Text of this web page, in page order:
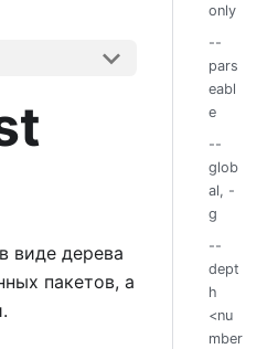
виде дерева
пакетов, а
only
--
pars
eabl
e
--
glob
al, -
g
--
dept
h
<nu
mber